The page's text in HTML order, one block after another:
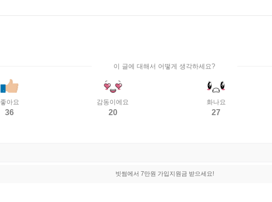
이 글에 대해서 어떻게 생각하세요?
좋아요
36
감동이에요
20
화나요
27
빗썸에서 7만원 가입지원금 받으세요!